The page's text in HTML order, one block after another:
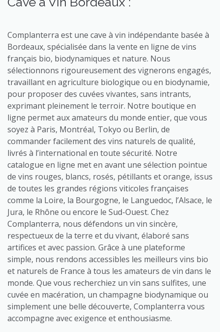
Complanterra est une cave à vin indépendante basée à
Bordeaux, spécialisée dans la vente en ligne de vins
français bio, biodynamiques et nature. Nous
sélectionnons rigoureusement des vignerons engagés,
travaillant en agriculture biologique ou en biodynamie,
pour proposer des cuvées vivantes, sans intrants,
exprimant pleinement le terroir. Notre boutique en
ligne permet aux amateurs du monde entier, que vous
soyez à Paris, Montréal, Tokyo ou Berlin, de
commander facilement des vins naturels de qualité,
livrés à l’international en toute sécurité. Notre
catalogue en ligne met en avant une sélection pointue
de vins rouges, blancs, rosés, pétillants et orange, issus
de toutes les grandes régions viticoles françaises
comme la Loire, la Bourgogne, le Languedoc, l’Alsace, le
Jura, le Rhône ou encore le Sud-Ouest. Chez
Complanterra, nous défendons un vin sincère,
respectueux de la terre et du vivant, élaboré sans
artifices et avec passion. Grâce à une plateforme
simple, nous rendons accessibles les meilleurs vins bio
et naturels de France à tous les amateurs de vin dans le
monde. Que vous recherchiez un vin sans sulfites, une
cuvée en macération, un champagne biodynamique ou
simplement une belle découverte, Complanterra vous
accompagne avec exigence et enthousiasme.